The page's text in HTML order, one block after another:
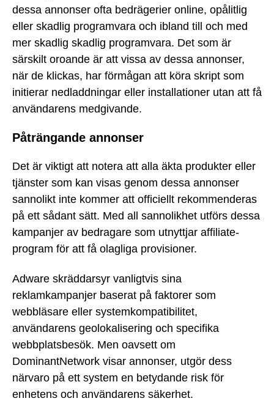
dessa annonser ofta bedrägerier online, opålitlig
eller skadlig programvara och ibland till och med
mer skadlig skadlig programvara. Det som är
särskilt oroande är att vissa av dessa annonser,
när de klickas, har förmågan att köra skript som
initierar nedladdningar eller installationer utan att få
användarens medgivande.
Påträngande annonser
Det är viktigt att notera att alla äkta produkter eller
tjänster som kan visas genom dessa annonser
sannolikt inte kommer att officiellt rekommenderas
på ett sådant sätt. Med all sannolikhet utförs dessa
kampanjer av bedragare som utnyttjar affiliate-
program för att få olagliga provisioner.
Adware skräddarsyr vanligtvis sina
reklamkampanjer baserat på faktorer som
webbläsare eller systemkompatibilitet,
användarens geolokalisering och specifika
webbplatsbesök. Men oavsett om
DominantNetwork visar annonser, utgör dess
närvaro på ett system en betydande risk för
enhetens och användarens säkerhet.